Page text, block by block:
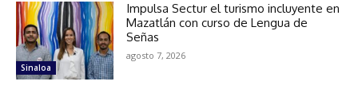
Sinaloa
Impulsa Sectur el turismo incluyente en
Mazatlán con curso de Lengua de
Señas
agosto 7, 2026